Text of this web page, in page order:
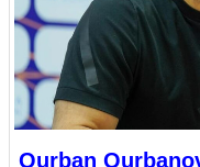
Qurban